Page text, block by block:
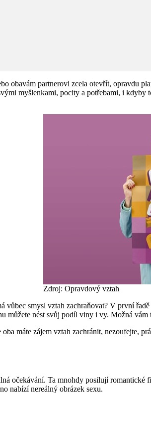
obavám partnerovi zcela otevřít, opravdu
myšlenkami, pocity a potřebami, i
Zdroj: Opravdový vztah
vůbec smysl vztah zachraňovat? V první
můžete nést svůj podíl viny i vy. Možná
máte zájem vztah zachránit, nezoufejte,
očekávání. Ta mnohdy posilují
nabízí nereálný obrázek sexu.